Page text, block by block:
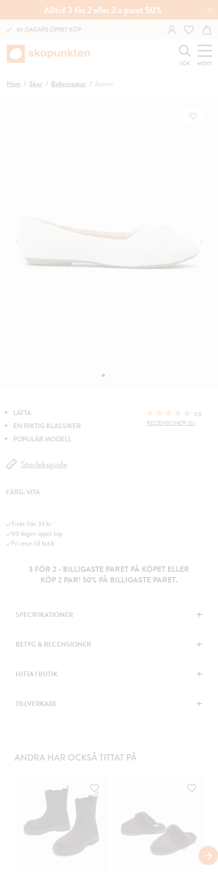
Alltid 3 för 2 eller 2:a paret 50%
60 DAGARS ÖPPET KÖP
SÖK MENY
Hem Skor Ballerinaskor Jasmin
LÄTTA
EN RIKTIG KLASSIKER
POPULÄR MODELL
3.0
RECENSIONER (6)
Storleksguide
FÄRG: VITA
Frakt från 39 kr
60 dagars öppet köp
Fri retur till butik
3 FÖR 2 - BILLIGASTE PARET PÅ KÖPET ELLER
KÖP 2 PAR! 50% PÅ BILLIGASTE PARET.
SPECIFIKATIONER +
BETYG & RECENSIONER +
HITTA I BUTIK +
TILLVERKARE +
ANDRA HAR OCKSÅ TITTAT PÅ